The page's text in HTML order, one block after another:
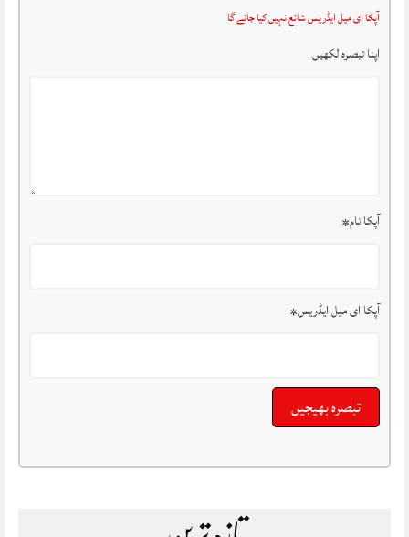
آپکا ای میل ایڈریس شائع نہیں کیا جائے گا
اپنا تبصرہ لکھیں
آپکا نام*
آپکا ای میل ایڈریس*